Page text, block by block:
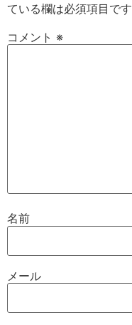
ている欄は必須項目です
コメント ※
名前
メール